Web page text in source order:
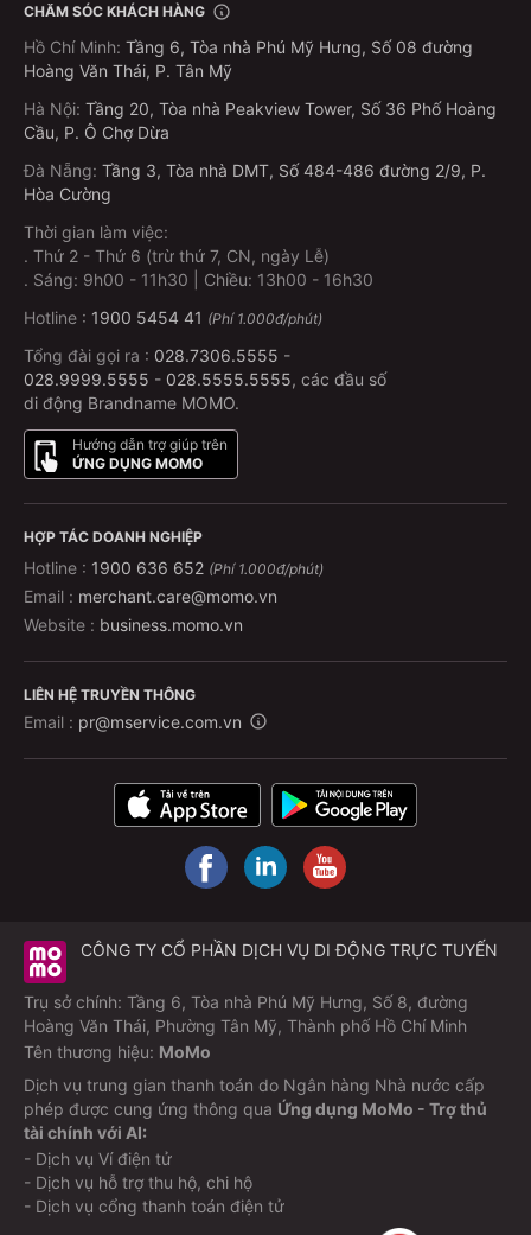
CHĂM SÓC KHÁCH HÀNG
Hồ Chí Minh: Tầng 6, Tòa nhà Phú Mỹ Hưng, Số 08 đường
Hoàng Văn Thái, P. Tân Mỹ
Hà Nội: Tầng 20, Tòa nhà Peakview Tower, Số 36 Phố Hoàng
Cầu, P. Ô Chợ Dừa
Đà Nẵng: Tầng 3, Tòa nhà DMT, Số 484-486 đường 2/9, P.
Hòa Cường
Thời gian làm việc:
. Thứ 2 - Thứ 6 (trừ thứ 7, CN, ngày Lễ)
. Sáng: 9h00 - 11h30 | Chiều: 13h00 - 16h30
Hotline : 1900 5454 41 (Phí 1.000đ/phút)
Tổng đài gọi ra : 028.7306.5555 -
028.9999.5555 - 028.5555.5555, các đầu số
di động Brandname MOMO.
Hướng dẫn trợ giúp trên
ỨNG DỤNG MOMO
HỢP TÁC DOANH NGHIỆP
Hotline : 1900 636 652 (Phí 1.000đ/phút)
Email : merchant.care@momo.vn
Website : business.momo.vn
LIÊN HỆ TRUYỀN THÔNG
Email : pr@mservice.com.vn
CÔNG TY CỔ PHẦN DỊCH VỤ DI ĐỘNG TRỰC TUYẾN
Trụ sở chính: Tầng 6, Tòa nhà Phú Mỹ Hưng, Số 8, đường
Hoàng Văn Thái, Phường Tân Mỹ, Thành phố Hồ Chí Minh
Tên thương hiệu: MoMo
Dịch vụ trung gian thanh toán do Ngân hàng Nhà nước cấp
phép được cung ứng thông qua Ứng dụng MoMo - Trợ thủ
tài chính với AI:
- Dịch vụ Ví điện tử
- Dịch vụ hỗ trợ thu hộ, chi hộ
- Dịch vụ cổng thanh toán điện tử